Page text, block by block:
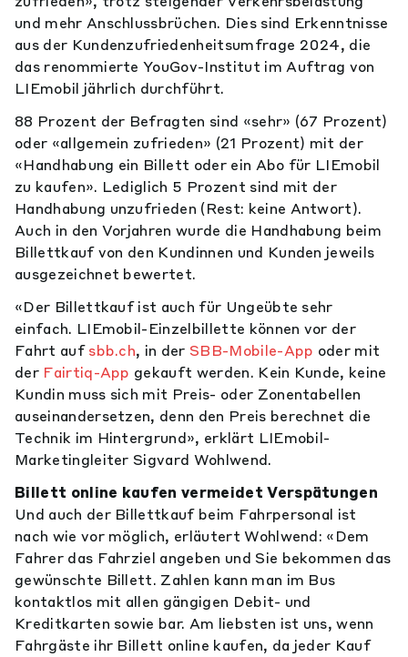
und mehr Anschlussbrüchen. Dies sind Erkenntnisse
aus der Kundenzufriedenheitsumfrage 2024, die
das renommierte YouGov-Institut im Auftrag von
LIEmobil jährlich durchführt.
88 Prozent der Befragten sind «sehr» (67 Prozent)
oder «allgemein zufrieden» (21 Prozent) mit der
«Handhabung ein Billett oder ein Abo für LIEmobil
zu kaufen». Lediglich 5 Prozent sind mit der
Handhabung unzufrieden (Rest: keine Antwort).
Auch in den Vorjahren wurde die Handhabung beim
Billettkauf von den Kundinnen und Kunden jeweils
ausgezeichnet bewertet.
«Der Billettkauf ist auch für Ungeübte sehr
einfach. LIEmobil-Einzelbillette können vor der
Fahrt auf sbb.ch, in der SBB-Mobile-App oder mit
der Fairtiq-App gekauft werden. Kein Kunde, keine
Kundin muss sich mit Preis- oder Zonentabellen
auseinandersetzen, denn den Preis berechnet die
Technik im Hintergrund», erklärt LIEmobil-
Marketingleiter Sigvard Wohlwend.
Billett online kaufen vermeidet Verspätungen
Und auch der Billettkauf beim Fahrpersonal ist
nach wie vor möglich, erläutert Wohlwend: «Dem
Fahrer das Fahrziel angeben und Sie bekommen das
gewünschte Billett. Zahlen kann man im Bus
kontaktlos mit allen gängigen Debit- und
Kreditkarten sowie bar. Am liebsten ist uns, wenn
Fahrgäste ihr Billett online kaufen, da jeder Kauf